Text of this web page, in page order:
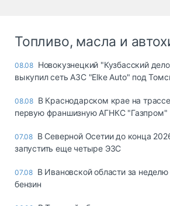
Топливо, масла и
08.08 Новокузнецкий "Кузбасский
выкупил сеть АЗС "Elke Auto" под
08.08 В Краснодарском крае на
первую франшизную АГНКС "Газпром"
07.08 В Северной Осетии до конца
запустить еще четыре ЭЗС
07.08 В Ивановской области за
бензин